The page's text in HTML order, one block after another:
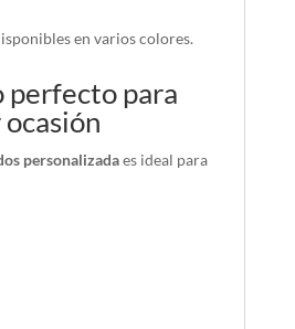
en varios colores.
perfecto para
personalizadaes ideal para